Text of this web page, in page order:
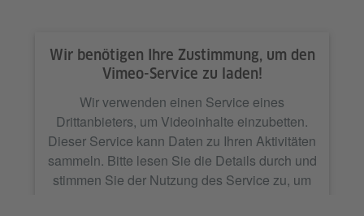
Wir benötigen Ihre Zustimmung, um den
Vimeo-Service zu laden!
Wir verwenden einen Service eines
Drittanbieters, um Videoinhalte einzubetten.
Dieser Service kann Daten zu Ihren Aktivitäten
sammeln. Bitte lesen Sie die Details durch und
stimmen Sie der Nutzung des Service zu, um